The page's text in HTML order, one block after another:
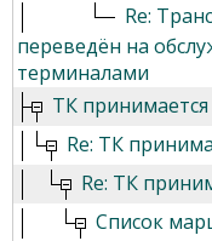
Re:
переведён на
терминалами
ТК
Re: ТК
Re: ТК
Список